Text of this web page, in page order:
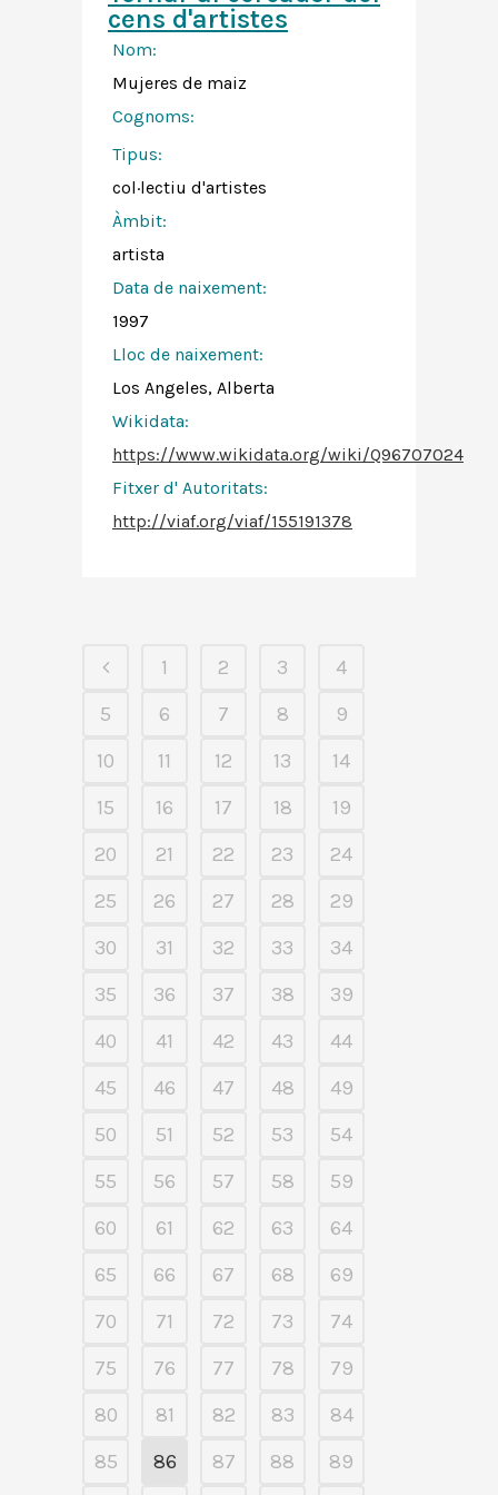
cens d'artistes
Nom:
Mujeres de maiz
Cognoms:
Tipus:
col·lectiu d'artistes
Àmbit:
artista
Data de naixement:
1997
Lloc de naixement:
Los Angeles, Alberta
Wikidata:
https://www.wikidata.org/wiki/Q96707024
Fitxer d' Autoritats:
http://viaf.org/viaf/155191378
1 2 3
4
5
6 7 8
9
10
11 12 13
14
15
16 17 18
19
20
21 22 23
24
25
26 27 28
29
30
31 32 33
34
35
36 37 38
39
40
41 42 43
44
45
46 47 48
49
50
51 52 53
54
55
56 57 58
59
60
61 62 63
64
65
66 67 68
69
70
71 72 73
74
75
76 77 78
79
80
81 82 83
84
85
86 87 88 89